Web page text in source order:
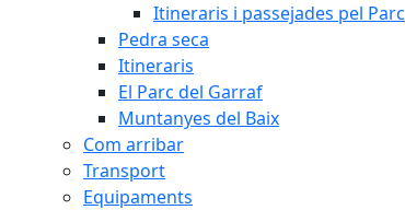
Itineraris i passejades pel Parc
Pedra seca
Itineraris
El Parc del Garraf
Muntanyes del Baix
Com arribar
Transport
Equipaments